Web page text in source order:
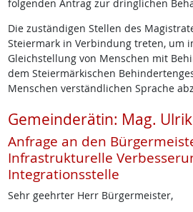
folgenden Antrag zur dringlichen
Die zuständigen Stellen des
Steiermark in Verbindung treten, um
Gleichstellung von Menschen mit
dem Steiermärkischen
Menschen verständlichen Sprache
Gemeinderätin: Mag.
Anfrage an den
Infrastrukturelle
Integrationsstelle
Sehr geehrter Herr Bürgermeister,